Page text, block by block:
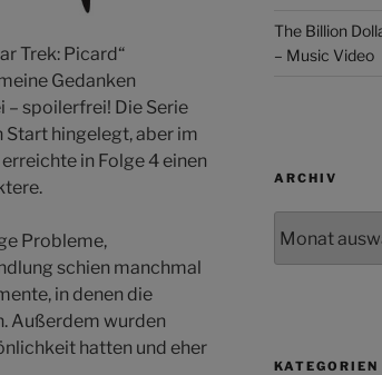
Trek: Picard“
Gedanken
– spoilerfrei! Die Serie
Start hingelegt, aber im
in Folge 4 einen
Probleme,
schien manchmal
in denen die
Außerdem wurden
hatten und eher
The Billion
– Music Video
ARCHIV
KATEGORIEN